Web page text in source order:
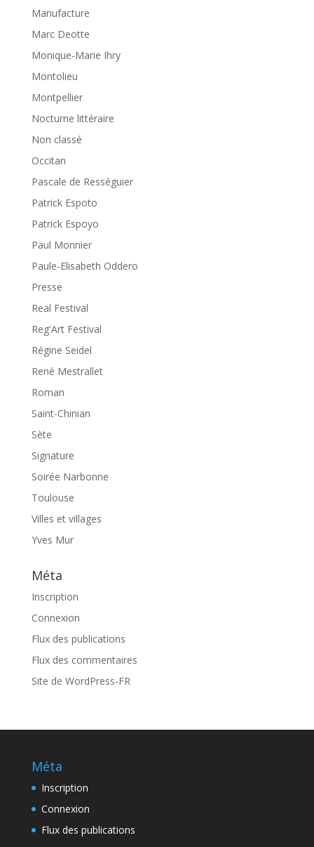
Manufacture
Marc Deotte
Monique-Marie Ihry
Montolieu
Montpellier
Nocturne littéraire
Non classé
Occitan
Pascale de Rességuier
Patrick Espoto
Patrick Espoyo
Paul Monnier
Paule-Elisabeth Oddero
Presse
Real Festival
Reg'Art Festival
Régine Seidel
René Mestrallet
Roman
Saint-Chinian
Sète
Signature
Soirée Narbonne
Toulouse
Villes et villages
Yves Mur
Méta
Inscription
Connexion
Flux des publications
Flux des commentaires
Site de WordPress-FR
Méta
Inscription
Connexion
Flux des publications